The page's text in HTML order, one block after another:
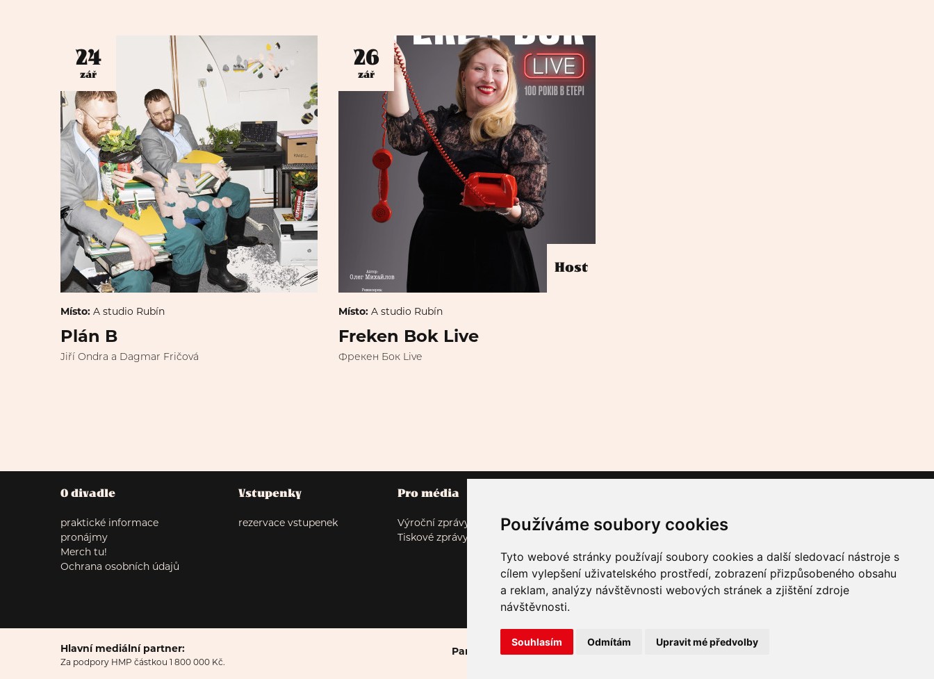
Používáme soubory cookies
Tyto webové stránky používají soubory cookies a další sledovací nástroje s
cílem vylepšení uživatelského prostředí, zobrazení přizpůsobeného obsahu
a reklam, analýzy návštěvnosti webových stránek a zjištění zdroje
návštěvnosti.
Souhlasím Odmítám Upravit mé předvolby
24
zář
Místo: A studio Rubín
Plán B
Jiří Ondra a Dagmar Fričová
26
zář
Host
Místo: A studio Rubín
Freken Bok Live
Фрекен Бок Live
O divadle
praktické informace
pronájmy
Merch tu!
Ochrana osobních údajů
Vstupenky
rezervace vstupenek
Pro média
Výroční zprávy
Tiskové zprávy
Sezona
Autor*ka v domě vol. 7
Fade in Rubín
Malostranský dekameron
Lockwood
Hlavní mediální partner:
Za podpory HMP částkou 1 800 000 Kč.
Partneři: